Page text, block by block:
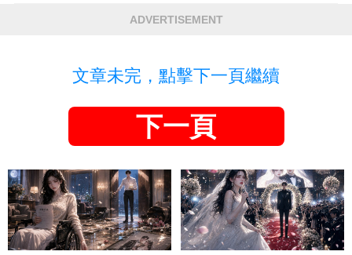
ADVERTISEMENT
文章未完，點擊下一頁繼續
下一頁